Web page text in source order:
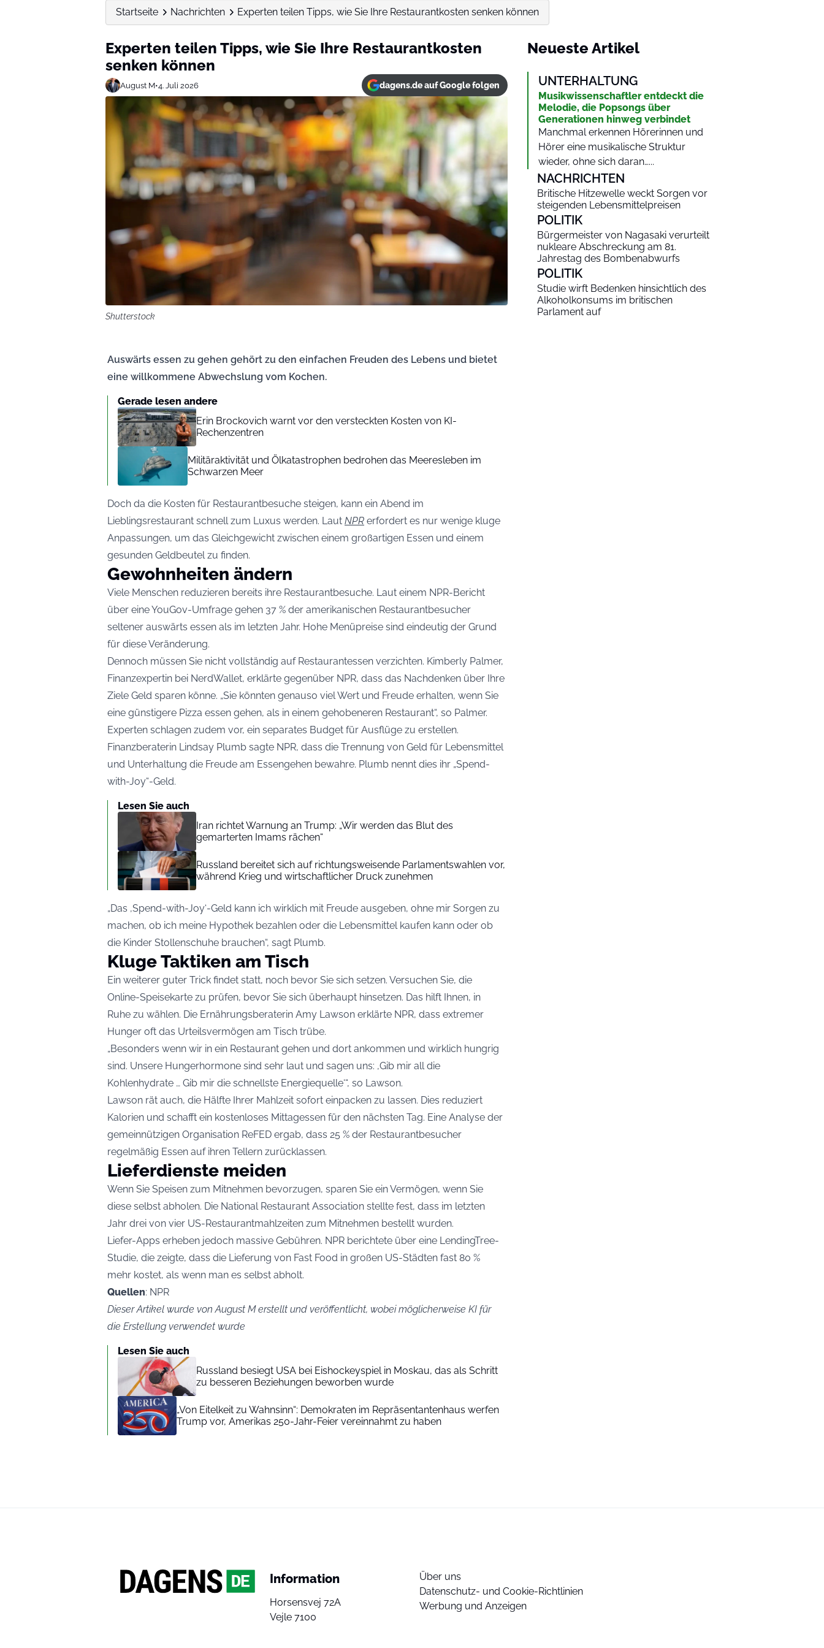
Startseite Nachrichten Experten teilen Tipps, wie Sie Ihre Restaurantkosten senken können
Experten teilen Tipps, wie Sie Ihre Restaurantkosten
senken können
August M•4. Juli 2026 dagens.de auf Google folgen
Shutterstock
Auswärts essen zu gehen gehört zu den einfachen Freuden des Lebens und bietet
eine willkommene Abwechslung vom Kochen.
Gerade lesen andere
Erin Brockovich warnt vor den versteckten Kosten von KI-
Rechenzentren
Militäraktivität und Ölkatastrophen bedrohen das Meeresleben im
Schwarzen Meer
Doch da die Kosten für Restaurantbesuche steigen, kann ein Abend im
Lieblingsrestaurant schnell zum Luxus werden. Laut NPR erfordert es nur wenige kluge
Anpassungen, um das Gleichgewicht zwischen einem großartigen Essen und einem
gesunden Geldbeutel zu finden.
Gewohnheiten ändern
Viele Menschen reduzieren bereits ihre Restaurantbesuche. Laut einem NPR-Bericht
über eine YouGov-Umfrage gehen 37 % der amerikanischen Restaurantbesucher
seltener auswärts essen als im letzten Jahr. Hohe Menüpreise sind eindeutig der Grund
für diese Veränderung.
Dennoch müssen Sie nicht vollständig auf Restaurantessen verzichten. Kimberly Palmer,
Finanzexpertin bei NerdWallet, erklärte gegenüber NPR, dass das Nachdenken über Ihre
Ziele Geld sparen könne. „Sie könnten genauso viel Wert und Freude erhalten, wenn Sie
eine günstigere Pizza essen gehen, als in einem gehobeneren Restaurant“, so Palmer.
Experten schlagen zudem vor, ein separates Budget für Ausflüge zu erstellen.
Finanzberaterin Lindsay Plumb sagte NPR, dass die Trennung von Geld für Lebensmittel
und Unterhaltung die Freude am Essengehen bewahre. Plumb nennt dies ihr „Spend-
with-Joy“-Geld.
Lesen Sie auch
Iran richtet Warnung an Trump: „Wir werden das Blut des
gemarterten Imams rächen“
Russland bereitet sich auf richtungsweisende Parlamentswahlen vor,
während Krieg und wirtschaftlicher Druck zunehmen
„Das ‚Spend-with-Joy‘-Geld kann ich wirklich mit Freude ausgeben, ohne mir Sorgen zu
machen, ob ich meine Hypothek bezahlen oder die Lebensmittel kaufen kann oder ob
die Kinder Stollenschuhe brauchen“, sagt Plumb.
Kluge Taktiken am Tisch
Ein weiterer guter Trick findet statt, noch bevor Sie sich setzen. Versuchen Sie, die
Online-Speisekarte zu prüfen, bevor Sie sich überhaupt hinsetzen. Das hilft Ihnen, in
Ruhe zu wählen. Die Ernährungsberaterin Amy Lawson erklärte NPR, dass extremer
Hunger oft das Urteilsvermögen am Tisch trübe.
„Besonders wenn wir in ein Restaurant gehen und dort ankommen und wirklich hungrig
sind. Unsere Hungerhormone sind sehr laut und sagen uns: ‚Gib mir all die
Kohlenhydrate … Gib mir die schnellste Energiequelle‘“, so Lawson.
Lawson rät auch, die Hälfte Ihrer Mahlzeit sofort einpacken zu lassen. Dies reduziert
Kalorien und schafft ein kostenloses Mittagessen für den nächsten Tag. Eine Analyse der
gemeinnützigen Organisation ReFED ergab, dass 25 % der Restaurantbesucher
regelmäßig Essen auf ihren Tellern zurücklassen.
Lieferdienste meiden
Wenn Sie Speisen zum Mitnehmen bevorzugen, sparen Sie ein Vermögen, wenn Sie
diese selbst abholen. Die National Restaurant Association stellte fest, dass im letzten
Jahr drei von vier US-Restaurantmahlzeiten zum Mitnehmen bestellt wurden.
Liefer-Apps erheben jedoch massive Gebühren. NPR berichtete über eine LendingTree-
Studie, die zeigte, dass die Lieferung von Fast Food in großen US-Städten fast 80 %
mehr kostet, als wenn man es selbst abholt.
Quellen: NPR
Dieser Artikel wurde von August M erstellt und veröffentlicht, wobei möglicherweise KI für
die Erstellung verwendet wurde
Lesen Sie auch
Russland besiegt USA bei Eishockeyspiel in Moskau, das als Schritt
zu besseren Beziehungen beworben wurde
„Von Eitelkeit zu Wahnsinn“: Demokraten im Repräsentantenhaus werfen
Trump vor, Amerikas 250-Jahr-Feier vereinnahmt zu haben
Neueste Artikel
UNTERHALTUNG
Musikwissenschaftler entdeckt die
Melodie, die Popsongs über
Generationen hinweg verbindet
Manchmal erkennen Hörerinnen und
Hörer eine musikalische Struktur
wieder, ohne sich daran…...
NACHRICHTEN
Britische Hitzewelle weckt Sorgen vor
steigenden Lebensmittelpreisen
POLITIK
Bürgermeister von Nagasaki verurteilt
nukleare Abschreckung am 81.
Jahrestag des Bombenabwurfs
POLITIK
Studie wirft Bedenken hinsichtlich des
Alkoholkonsums im britischen
Parlament auf
Information
Horsensvej 72A
Vejle 7100
Über uns
Datenschutz- und Cookie-Richtlinien
Werbung und Anzeigen